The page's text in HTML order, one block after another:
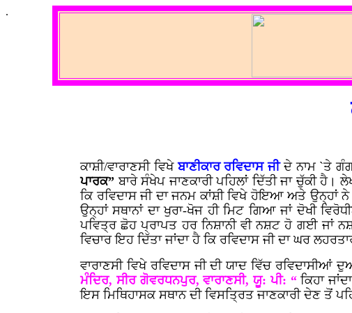
.
ਕਾਸ਼ੀ/ਵਾਰਾਣਸੀ ਵਿਖੇਬਾਣੀਕਾਰ ਰਵਿਦਾਸ ਜੀਦੇ ਨਾਮ `ਤੇ
ਪਾਰਕ”ਬਾਰੇ ਸੰਖੇਪ ਜਾਣਕਾਰੀ ਪਹਿਲਾਂ ਦਿੱਤੀ ਜਾ ਚੁੱਕੀ
ਕਿ ਰਵਿਦਾਸ ਜੀ ਦਾ ਜਨਮ ਕਾਂਸ਼ੀ ਵਿਖੇ ਹੋਇਆ ਅਤੇ
ਉਨ੍ਹਾਂ ਸਥਾਨਾਂ ਦਾ ਖੁਰਾ-ਖੋਜ ਹੀ ਮਿਟ ਗਿਆ ਜਾਂ ਦੋਖੀ
ਪਵਿਤ੍ਰ ਛੋਹ ਪ੍ਰਾਪਤ ਹਰ ਨਿਸ਼ਾਨੀ ਵੀ ਨਸ਼ਟ ਹੋ ਗਈ ਜਾਂ
ਵਿਚਾਰ ਇਹ ਦਿੱਤਾ ਜਾਂਦਾ ਹੈ ਕਿ ਰਵਿਦਾਸ ਜੀ ਦਾ ਘਰ
ਵਾਰਾਣਸੀ ਵਿਖੇ ਰਵਿਦਾਸ ਜੀ ਦੀ ਯਾਦ ਵਿੱਚ ਰਵਿਦਾਸੀਆਂ
ਮੰਦਿਰ, ਸੀਰ ਗੋਵਰਧਨਪੁਰ, ਵਾਰਾਣਸੀ, ਯੂ: ਪੀ: “ਕਿਹਾ
ਇਸ ਮਿਥਿਹਾਸਕ ਸਥਾਨ ਦੀ ਵਿਸਤ੍ਰਿਤ ਜਾਣਕਾਰੀ ਦੇਣ ਤੋਂ